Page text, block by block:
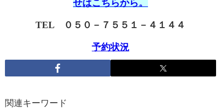
せはこちらから。
TEL ０５０－７５５１－４１４４
予約状況
関連キーワード